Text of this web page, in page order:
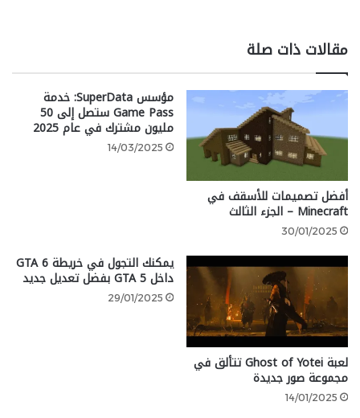
البوكيمونات الضعيفة، وقد تم إزالة أدوات الشفاء، بالإضافة
إلى أنه عند دخولك منطقة مليئة بالمواجهات لا يمكنك
الخروج حتى تهزم جميع المدربين. استسلم بعض أفضل
لاعبي بوكيمون أمام هذا التحدي، ولكن هل يمكنك تحقيق
النجاح رغم هذا التحدي الصعب؟
Pokemon Vintage White
تحدي الجيل الأحدث باستخدام الجيل الأقدم
يُعتبر الجيل الخامس في سلسلةPokemon مثيرًا للجدل،
حيث يرى البعض أنه يتضمن مزايا وعيوب متساوية، ومع
ذلك كان ناجحًا بفضل بوكيمونات جديدة وجذابة وتحدٍّ قوي.
تمثل لعبة
Vintage Whiteاستعادة للماضي مع لمسة
من الحاضر.
مثل العديد من ألعاب المعجبين الأخرى، تتميز هذه اللعبة
بزيادة في الصعوبة من خلال مدربين أقوى وذكاء صناعي
مقالات ذات صلة
أفضل تصميمات للأسقف في
Minecraft – الجزء الثالث
30/01/2025
مؤسس SuperData: خدمة
Game Pass ستصل إلى 50
مليون مشترك في عام 2025
14/03/2025
لعبة Ghost of Yotei تتألق في
مجموعة صور جديدة
14/01/2025
يمكنك التجول في خريطة GTA 6
داخل GTA 5 بفضل تعديل جديد
29/01/2025